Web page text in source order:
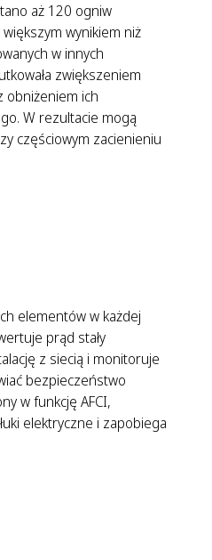
aż 120 ogniw
wynikiem niż
w innych
zwiększeniem
obniżeniem ich
W rezultacie mogą
częściowym zacienieniu
elementów w każdej
prąd stały
z siecią i monitoruje
bezpieczeństwo
w funkcję AFCI,
elektryczne i zapobiega